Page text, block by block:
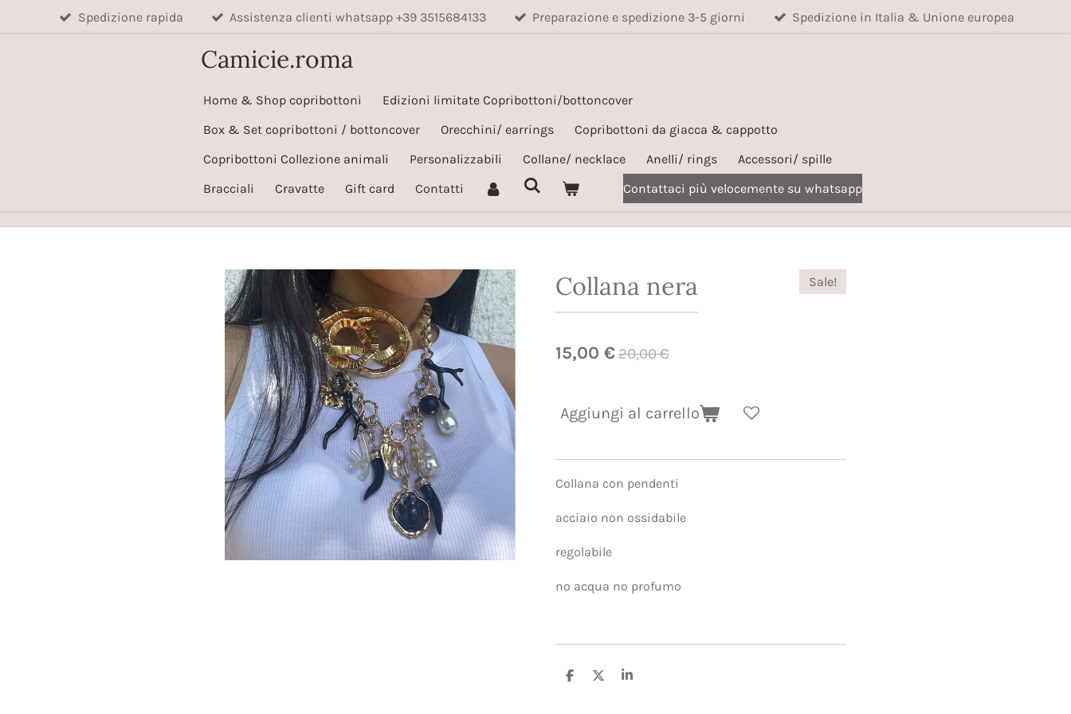
Spedizione rapida Assistenza clienti whatsapp +39 3515684133 Preparazione e spedizione 3-5 giorni Spedizione in Italia & Unione europea
Camicie.roma
Home & Shop copribottoni
Edizioni limitate Copribottoni/bottoncover
Box & Set copribottoni / bottoncover
Orecchini/ earrings
Copribottoni da giacca & cappotto
Copribottoni Collezione animali
Personalizzabili Collane/ necklace Anelli/ rings
Accessori/ spille
Bracciali
Cravatte Gift card Contatti Contattaci più velocemente su whatsapp
Collana nera Sale!
15,00 €20,00 €
Aggiungi al carrello
Collana con pendenti
acciaio non ossidabile
regolabile
no acqua no profumo
C
C
C